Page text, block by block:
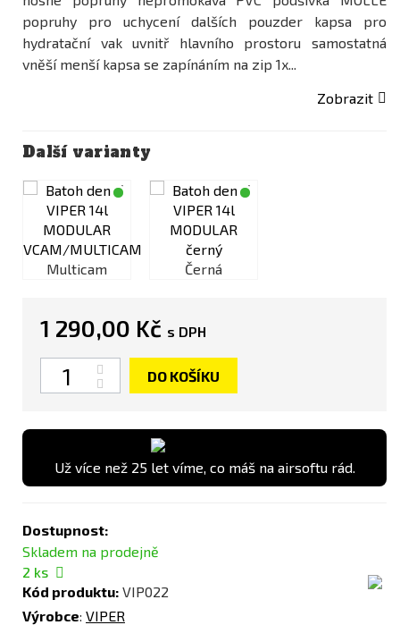
popruhy pro uchycení dalších pouzder kapsa pro
hydratační vak uvnitř hlavního prostoru samostatná
vněší menší kapsa se zapínáním na zip 1x...
Zobrazit
Další varianty
Multicam Černá
1 290,00 Kč s DPH
Počet
DO KOŠÍKU
Už více než 25 let víme, co máš na airsoftu rád.
Dostupnost:
Skladem na prodejně
2 ks
Kód produktu: VIP022
Výrobce: VIPER